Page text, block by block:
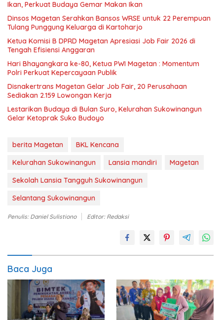
Ikan, Perkuat Budaya Gemar Makan Ikan
Dinsos Magetan Serahkan Bansos WRSE untuk 22 Perempuan
Tulang Punggung Keluarga di Kartoharjo
Ketua Komisi B DPRD Magetan Apresiasi Job Fair 2026 di
Tengah Efisiensi Anggaran
Hari Bhayangkara ke-80, Ketua PWI Magetan : Momentum
Polri Perkuat Kepercayaan Publik
Disnakertrans Magetan Gelar Job Fair, 20 Perusahaan
Sediakan 2.159 Lowongan Kerja
Lestarikan Budaya di Bulan Suro, Kelurahan Sukowinangun
Gelar Ketoprak Suko Budoyo
berita Magetan
BKL Kencana
Kelurahan Sukowinangun
Lansia mandiri
Magetan
Sekolah Lansia Tangguh Sukowinangun
Selantang Sukowinangun
Penulis: Daniel Sulistiono Editor: Redaksi
Baca Juga